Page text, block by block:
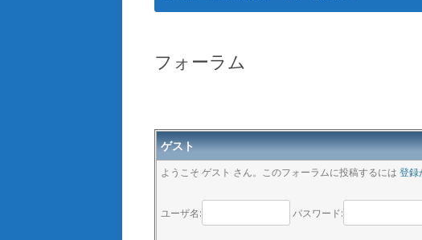
フォーラム
ゲスト
ようこそ ゲスト さん。このフォーラムに投稿するには 登録
ユーザ名: パスワード: